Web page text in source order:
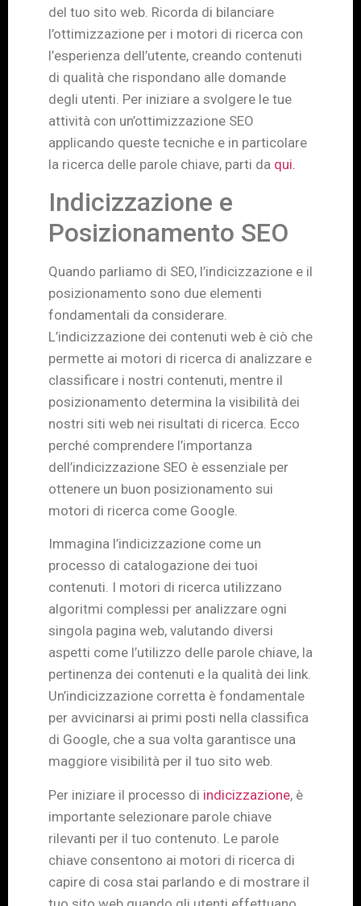
del tuo sito web. Ricorda di bilanciare
l’ottimizzazione per i motori di ricerca con
l’esperienza dell’utente, creando contenuti
di qualità che rispondano alle domande
degli utenti. Per iniziare a svolgere le tue
attività con un’ottimizzazione SEO
applicando queste tecniche e in particolare
la ricerca delle parole chiave, parti da qui.
Indicizzazione e
Posizionamento SEO
Quando parliamo di SEO, l’indicizzazione e il
posizionamento sono due elementi
fondamentali da considerare.
L’indicizzazione dei contenuti web è ciò che
permette ai motori di ricerca di analizzare e
classificare i nostri contenuti, mentre il
posizionamento determina la visibilità dei
nostri siti web nei risultati di ricerca. Ecco
perché comprendere l’importanza
dell’indicizzazione SEO è essenziale per
ottenere un buon posizionamento sui
motori di ricerca come Google.
Immagina l’indicizzazione come un
processo di catalogazione dei tuoi
contenuti. I motori di ricerca utilizzano
algoritmi complessi per analizzare ogni
singola pagina web, valutando diversi
aspetti come l’utilizzo delle parole chiave, la
pertinenza dei contenuti e la qualità dei link.
Un’indicizzazione corretta è fondamentale
per avvicinarsi ai primi posti nella classifica
di Google, che a sua volta garantisce una
maggiore visibilità per il tuo sito web.
Per iniziare il processo di indicizzazione, è
importante selezionare parole chiave
rilevanti per il tuo contenuto. Le parole
chiave consentono ai motori di ricerca di
capire di cosa stai parlando e di mostrare il